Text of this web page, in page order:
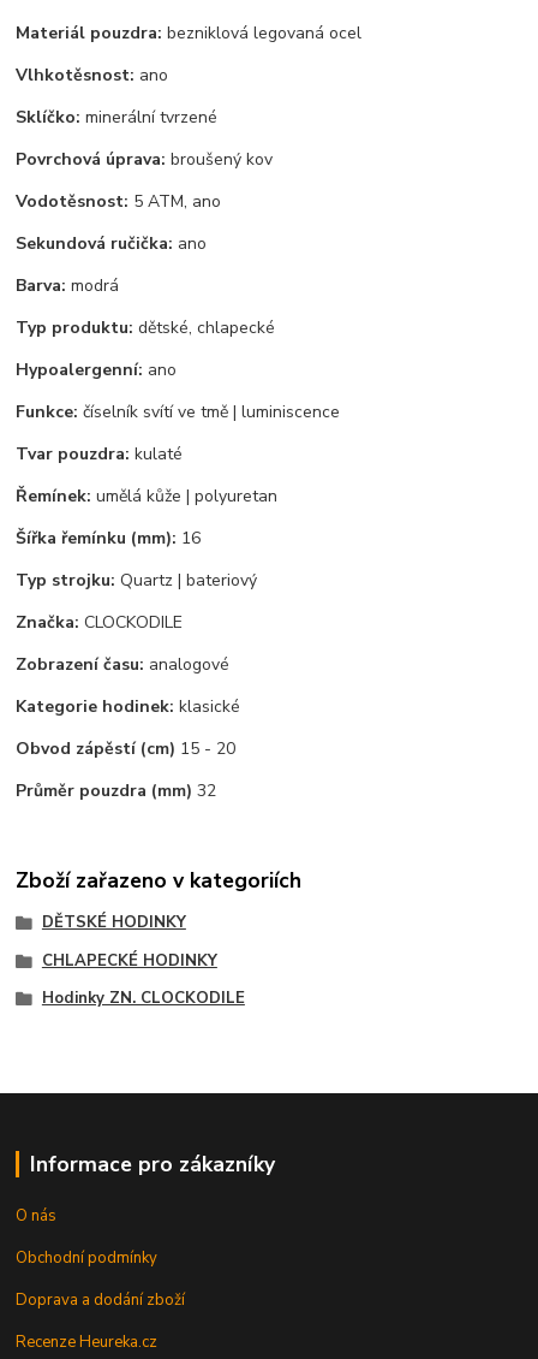
Materiál pouzdra: bezniklová legovaná ocel
Vlhkotěsnost: ano
Sklíčko: minerální tvrzené
Povrchová úprava: broušený kov
Vodotěsnost: 5 ATM, ano
Sekundová ručička: ano
Barva: modrá
Typ produktu: dětské, chlapecké
Hypoalergenní: ano
Funkce: číselník svítí ve tmě | luminiscence
Tvar pouzdra: kulaté
Řemínek: umělá kůže | polyuretan
Šířka řemínku (mm): 16
Typ strojku: Quartz | bateriový
Značka: CLOCKODILE
Zobrazení času: analogové
Kategorie hodinek: klasické
Obvod zápěstí (cm) 15 - 20
Průměr pouzdra (mm) 32
Zboží zařazeno v kategoriích
DĚTSKÉ HODINKY
CHLAPECKÉ HODINKY
Hodinky ZN. CLOCKODILE
Informace pro zákazníky
O nás
Obchodní podmínky
Doprava a dodání zboží
Recenze Heureka.cz